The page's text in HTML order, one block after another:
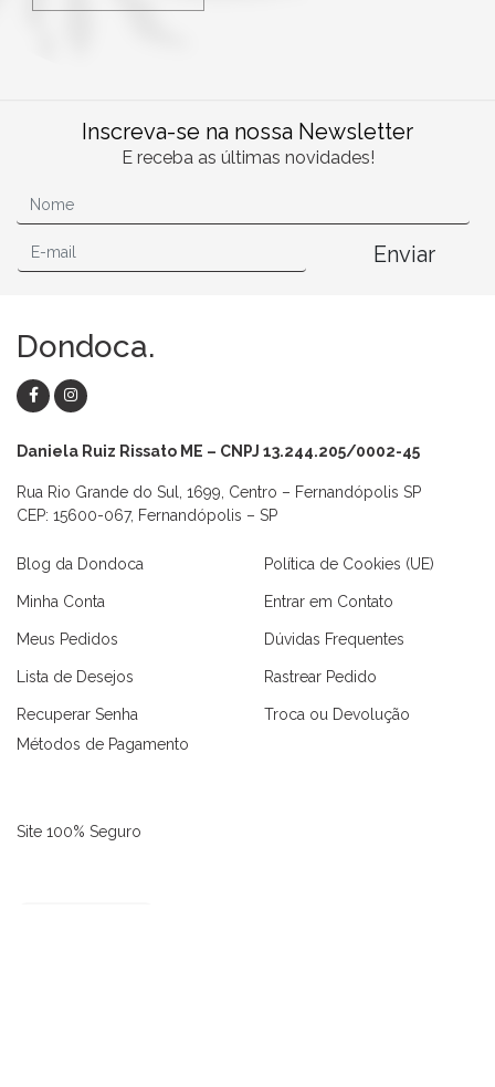
Inscreva-se na nossa Newsletter
E receba as últimas novidades!
Enviar
Dondoca.
Daniela Ruiz Rissato ME – CNPJ 13.244.205/0002-45
Rua Rio Grande do Sul, 1699, Centro – Fernandópolis SP
CEP: 15600-067, Fernandópolis – SP
Blog da Dondoca
Minha Conta
Meus Pedidos
Lista de Desejos
Recuperar Senha
Política de Cookies (UE)
Entrar em Contato
Dúvidas Frequentes
Rastrear Pedido
Troca ou Devolução
Métodos de Pagamento
Site 100% Seguro